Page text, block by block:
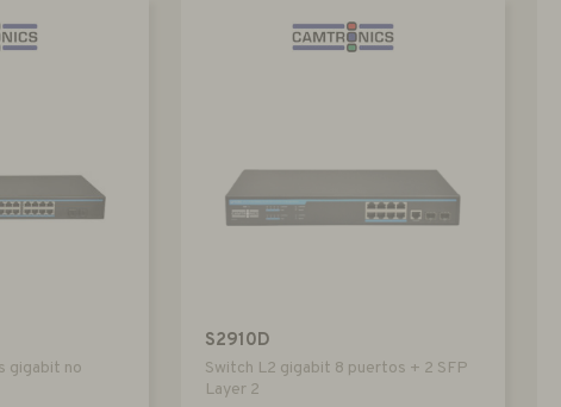
gigabit no
S2910D
Switch L2 gigabit 8 puertos + 2 SFP
Layer 2